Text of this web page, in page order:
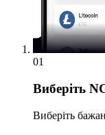
01
Виберіть
Виберіть